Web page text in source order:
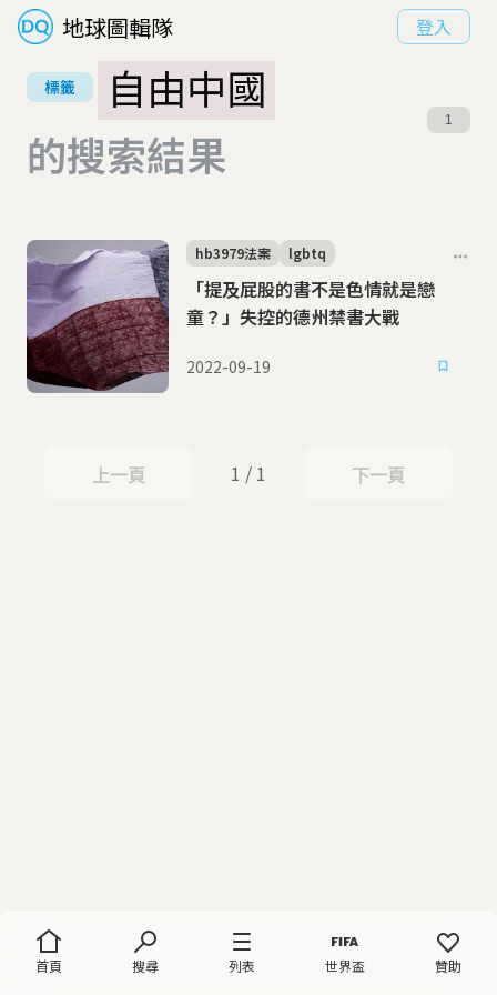
地球圖輯隊 登入
首頁 搜尋 列表 世界盃 贊助
標籤
自由中國
的搜索結果
1
「提及屁股的書不是色情就是戀
童？」失控的德州禁書大戰
hb3979法案 lgbtq
2022-09-19
上一頁
上一頁 1 / 1 下一頁
下一頁